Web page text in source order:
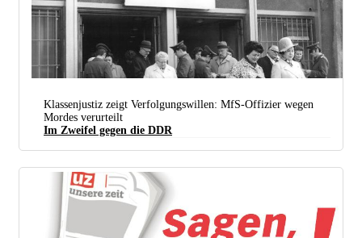
Am bevölkerten Grenzübergang S-Bahnhof Friedrichstraße drohte ein Terrorist mit einer Bombe
und wurde erschossen. „Mord“, sagt das Landgericht Berlin. (Foto:
L0518-0036, Berlin, Grenzübergang S-Bahnhof Friedrichstraße
Klassenjustiz zeigt Verfolgungswillen: MfS-Offizier wegen
Mordes verurteilt
Im Zweifel gegen die DDR